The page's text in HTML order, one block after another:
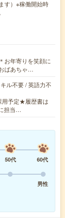
す）※稼働開始時
お年寄りを笑顔に
ばあちゃ…
ル不要 / 英語力不
用予定★履歴書は
担当…
50代
60代
男性